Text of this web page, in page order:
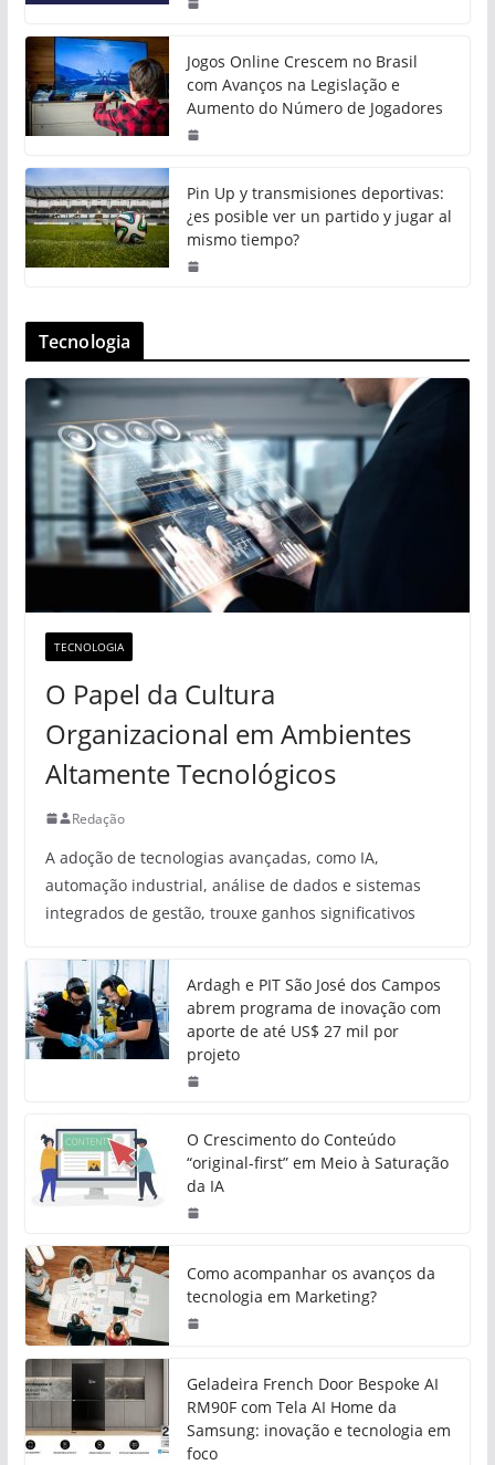
Jogos Online Crescem no Brasil
com Avanços na Legislação e
Aumento do Número de Jogadores
Pin Up y transmisiones deportivas:
¿es posible ver un partido y jugar al
mismo tiempo?
Tecnologia
TECNOLOGIA
O Papel da Cultura
Organizacional em Ambientes
Altamente Tecnológicos
Redação
A adoção de tecnologias avançadas, como IA,
automação industrial, análise de dados e sistemas
integrados de gestão, trouxe ganhos significativos
Ardagh e PIT São José dos Campos
abrem programa de inovação com
aporte de até US$ 27 mil por
projeto
O Crescimento do Conteúdo
“original-first” em Meio à Saturação
da IA
Como acompanhar os avanços da
tecnologia em Marketing?
Geladeira French Door Bespoke AI
RM90F com Tela AI Home da
Samsung: inovação e tecnologia em
foco